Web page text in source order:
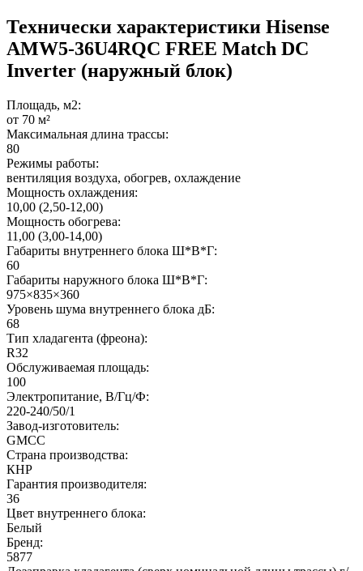
Технически характеристики Hisense
AMW5-36U4RQC FREE Match DC
Inverter (наружный блок)
Площадь, м2:
от 70 м²
Максимальная длина трассы:
80
Режимы работы:
вентиляция воздуха, обогрев, охлаждение
Мощность охлаждения:
10,00 (2,50-12,00)
Мощность обогрева:
11,00 (3,00-14,00)
Габариты внутреннего блока Ш*В*Г:
60
Габариты наружного блока Ш*В*Г:
975×835×360
Уровень шума внутреннего блока дБ:
68
Тип хладагента (фреона):
R32
Обслуживаемая площадь:
100
Электропитание, В/Гц/Ф:
220-240/50/1
Завод-изготовитель:
GMCC
Страна производства:
КНР
Гарантия производителя:
36
Цвет внутреннего блока:
Белый
Бренд:
5877